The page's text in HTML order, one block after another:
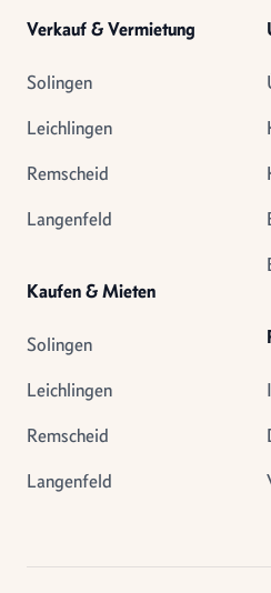
Verkauf & Vermietung
Solingen
Leichlingen
Remscheid
Langenfeld
Kaufen & Mieten
Solingen
Leichlingen
Remscheid
Langenfeld